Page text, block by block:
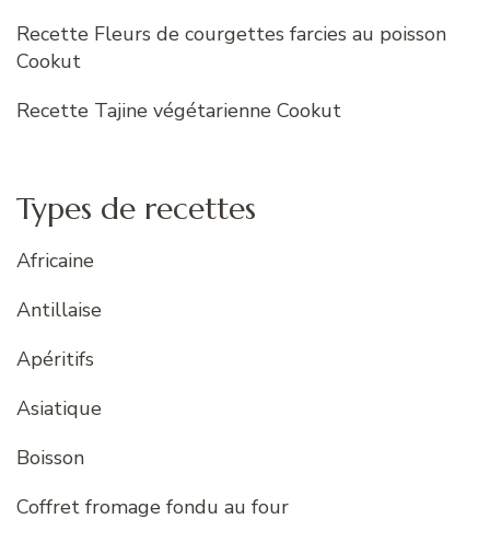
Recette Fleurs de courgettes farcies au poisson
Cookut
Recette Tajine végétarienne Cookut
Types de recettes
Africaine
Antillaise
Apéritifs
Asiatique
Boisson
Coffret fromage fondu au four